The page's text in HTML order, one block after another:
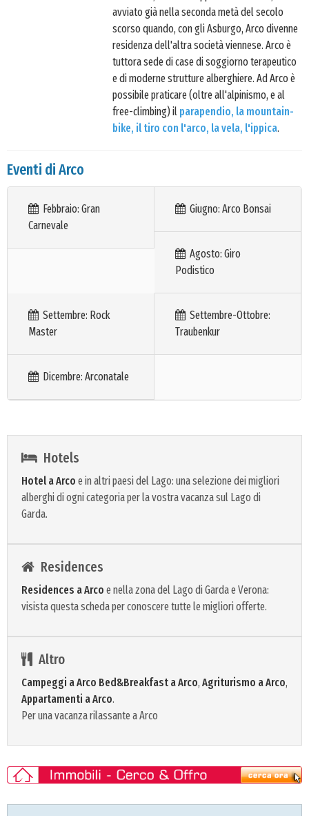
avviato già nella seconda metà del secolo
scorso quando, con gli Asburgo, Arco divenne
residenza dell'altra società viennese. Arco è
tuttora sede di case di soggiorno terapeutico
e di moderne strutture alberghiere. Ad Arco è
possibile praticare (oltre all'alpinismo, e al
free-climbing) il parapendio, la mountain-
bike, il tiro con l'arco, la vela, l'ippica.
Eventi di Arco
Febbraio: Gran
Carnevale
Giugno: Arco Bonsai
Agosto: Giro
Podistico
Settembre: Rock
Master
Settembre-Ottobre:
Traubenkur
Dicembre: Arconatale
Hotels
Hotel a Arco e in altri paesi del Lago: una selezione dei migliori
alberghi di ogni categoria per la vostra vacanza sul Lago di
Garda.
Residences
Residences a Arco e nella zona del Lago di Garda e Verona:
visista questa scheda per conoscere tutte le migliori offerte.
Altro
Campeggi a Arco Bed&Breakfast a Arco, Agriturismo a Arco,
Appartamenti a Arco.
Per una vacanza rilassante a Arco